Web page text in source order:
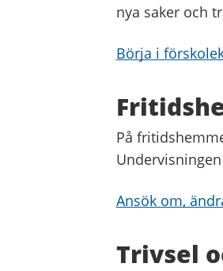
nya saker och
Börja i
På
Ansök om,
Trivsel